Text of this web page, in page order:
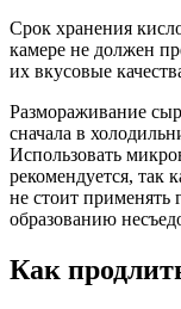
Срок хранения
камере не должен
их вкусовые
Размораживание
сначала в
Использовать
рекомендуется, так
не стоит применять
образованию
Как